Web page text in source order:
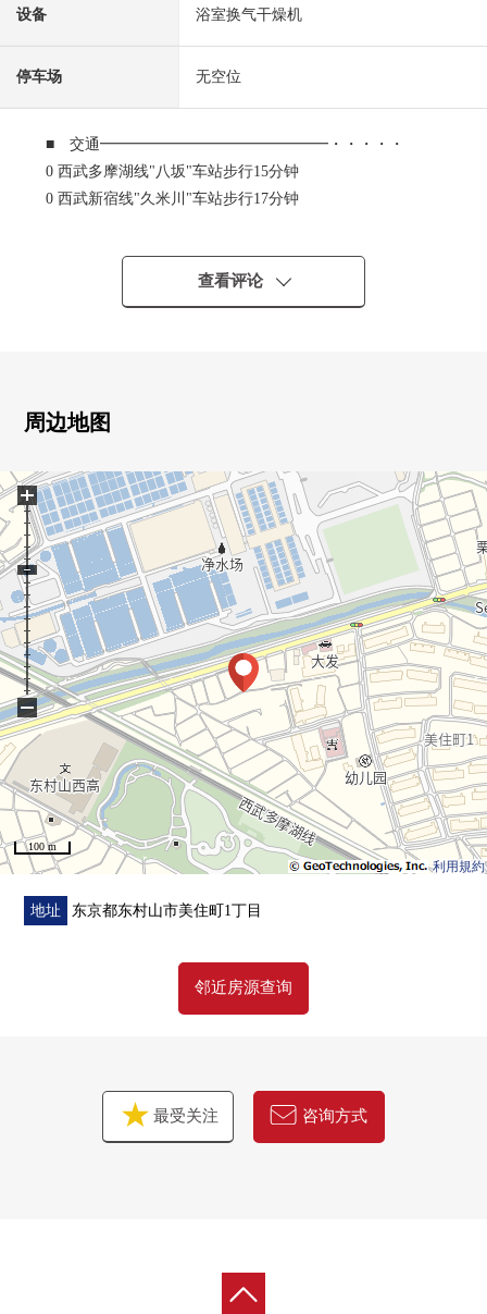
设备 浴室换气干燥机
停车场 无空位
■ 交通━━━━━━━━━━━━━━━・・・・・
0 西武多摩湖线"八坂"车站步行15分钟
0 西武新宿线"久米川"车站步行17分钟
■ 推荐焦点━━━━━━━━━━━━━━・・・・
0 阳光、通风关于东南的边角房良好
0 能在和重要的宠物一起生活的公寓(有细则)
0 附带电梯
0 清扫细心周到的共有部分
0 安全也在防盗门在的Mansion放心
0 在全居室有存储空间
0 也便于雨天的洗衣的浴室换气干燥机的
0 步行7分钟的地方有东村山中央公园
查看评论
周边地图
利用規約
100 m
+
−
地址 东京都东村山市美住町1丁目
邻近房源查询
最受关注 咨询方式